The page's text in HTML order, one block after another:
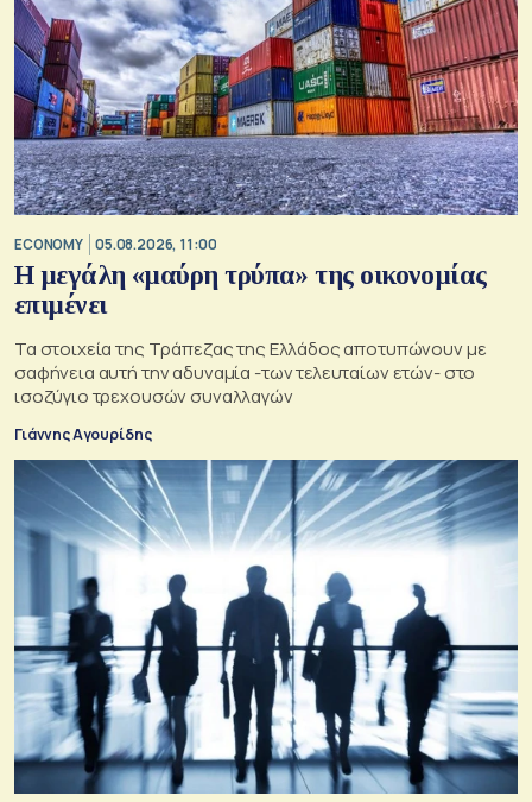
ECONOMY 05.08.2026, 11:00
Η μεγάλη «μαύρη τρύπα» της οικονομίας
επιμένει
Τα στοιχεία της Τράπεζας της Ελλάδος αποτυπώνουν με
σαφήνεια αυτή την αδυναμία -των τελευταίων ετών- στο
ισοζύγιο τρεχουσών συναλλαγών
Γιάννης Αγουρίδης